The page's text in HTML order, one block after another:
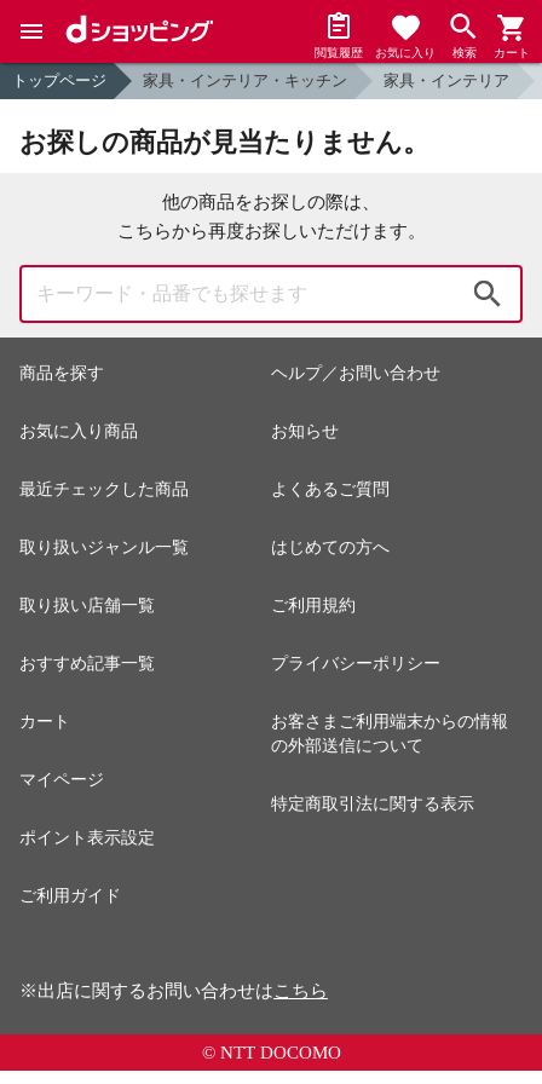
閲覧履歴 お気に入り 検索 カート
トップページ 家具・インテリア・キッチン 家具・インテリア
お探しの商品が見当たりません。
他の商品をお探しの際は、
こちらから再度お探しいただけます。
商品を探す
お気に入り商品
最近チェックした商品
取り扱いジャンル一覧
取り扱い店舗一覧
おすすめ記事一覧
カート
マイページ
ポイント表示設定
ご利用ガイド
ヘルプ／お問い合わせ
お知らせ
よくあるご質問
はじめての方へ
ご利用規約
プライバシーポリシー
お客さまご利用端末からの情報
の外部送信について
特定商取引法に関する表示
※出店に関するお問い合わせはこちら
© NTT DOCOMO